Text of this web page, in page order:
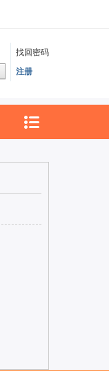
找回密码
注册